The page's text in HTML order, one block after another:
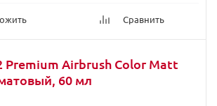
Сравнить
Premium Airbrush Color Matt
60 мл